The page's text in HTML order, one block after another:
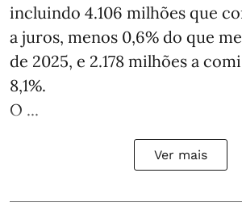
incluindo 4.106 milhões que
a juros, menos 0,6% do que
de 2025, e 2.178 milhões a
8,1%.
O ...
Ver mais